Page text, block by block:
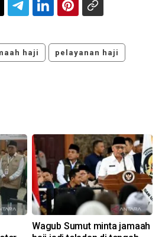
haji pelayanan haji
Wagub Sumut minta jamaah